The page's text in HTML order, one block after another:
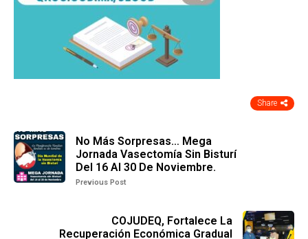
Share
No Más Sorpresas… Mega
Jornada Vasectomía Sin Bisturí
Del 16 Al 30 De Noviembre.
Previous Post
COJUDEQ, Fortalece La
Recuperación Económica Gradual